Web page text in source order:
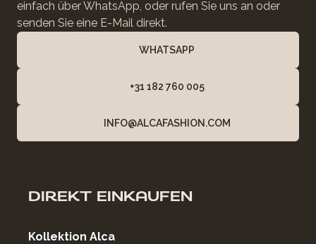
einfach über WhatsApp, oder rufen Sie uns an oder
senden Sie eine E-Mail direkt.
WHATSAPP
+31 182 760 005
INFO@ALCAFASHION.COM
DIREKT EINKAUFEN
Kollektion Alca